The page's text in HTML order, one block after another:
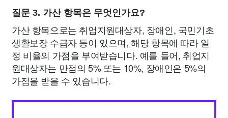
질문 3. 가산 항목은 무엇인가요?
가산 항목으로는 취업지원대상자, 장애인, 국민기초
생활보장 수급자 등이 있으며, 해당 항목에 따라 일
정 비율의 가점을 부여받습니다. 예를 들어, 취업지
원대상자는 만점의 5% 또는 10%, 장애인은 5%의
가점을 받을 수 있습니다.